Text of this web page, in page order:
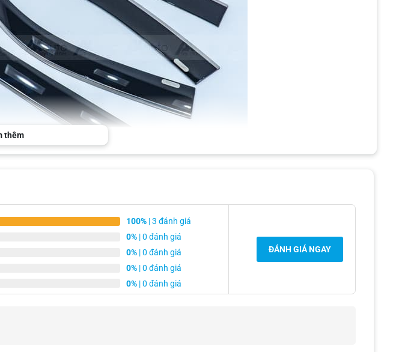
thêm
100% | 3 đánh giá
0% | 0 đánh giá
0% | 0 đánh giá
0% | 0 đánh giá
0% | 0 đánh giá
ĐÁNH GIÁ NGAY